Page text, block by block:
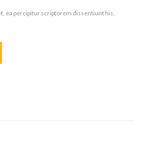
ea percipitur scriptorem dissentiunt his,